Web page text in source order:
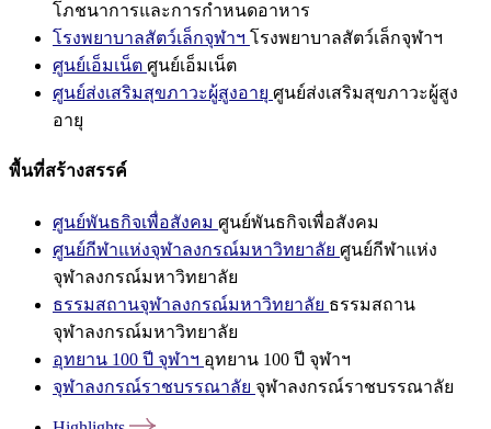
โภชนาการและการกำหนดอาหาร
โรงพยาบาลสัตว์เล็กจุฬาฯ โรงพยาบาลสัตว์เล็กจุฬาฯ
ศูนย์เอ็มเน็ต ศูนย์เอ็มเน็ต
ศูนย์ส่งเสริมสุขภาวะผู้สูงอายุ ศูนย์ส่งเสริมสุขภาวะผู้สูง
อายุ
พื้นที่สร้างสรรค์
ศูนย์พันธกิจเพื่อสังคม ศูนย์พันธกิจเพื่อสังคม
ศูนย์กีฬาแห่งจุฬาลงกรณ์มหาวิทยาลัย ศูนย์กีฬาแห่ง
จุฬาลงกรณ์มหาวิทยาลัย
ธรรมสถานจุฬาลงกรณ์มหาวิทยาลัย ธรรมสถาน
จุฬาลงกรณ์มหาวิทยาลัย
อุทยาน 100 ปี จุฬาฯ อุทยาน 100 ปี จุฬาฯ
จุฬาลงกรณ์ราชบรรณาลัย จุฬาลงกรณ์ราชบรรณาลัย